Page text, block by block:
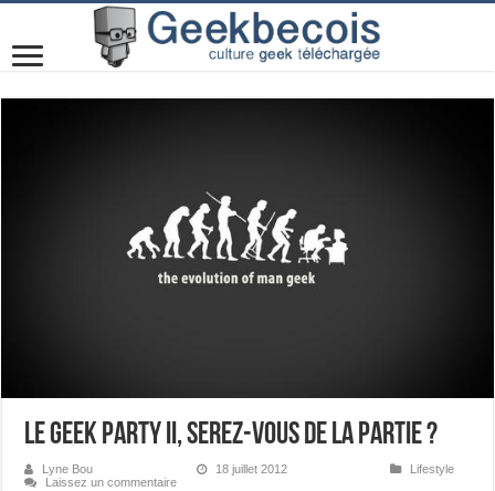
Le Geek Party II, Serez-vous de la partie ?
Lyne Bou 18 juillet 2012
Lifestyle
Laissez un commentaire